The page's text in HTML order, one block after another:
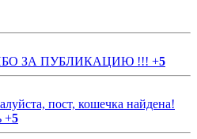
ЗА ПУБЛИКАЦИЮ !!! +5
пост, кошечка найдена!
+5